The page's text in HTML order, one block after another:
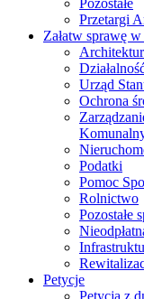
Pozostałe
Przetargi
Załatw sprawę
Urząd
Ochrona
Podatki
Pomoc
Rolnictwo
Pozostałe
Petycje
Petycja z